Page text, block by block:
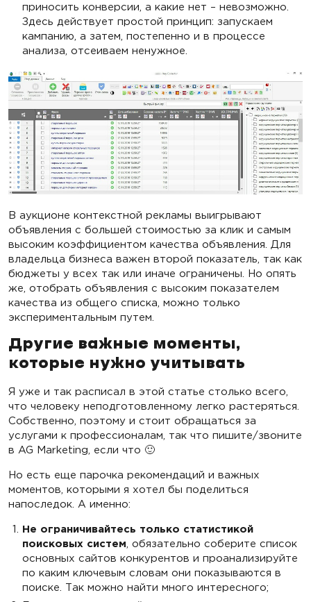
приносить конверсии, а какие нет – невозможно.
Здесь действует простой принцип: запускаем
кампанию, а затем, постепенно и в процессе
анализа, отсеиваем ненужное.
В аукционе контекстной рекламы выигрывают
объявления с большей стоимостью за клик и самым
высоким коэффициентом качества объявления. Для
владельца бизнеса важен второй показатель, так как
бюджеты у всех так или иначе ограничены. Но опять
же, отобрать объявления с высоким показателем
качества из общего списка, можно только
экспериментальным путем.
Другие важные моменты,
которые нужно учитывать
Я уже и так расписал в этой статье столько всего,
что человеку неподготовленному легко растеряться.
Собственно, поэтому и стоит обращаться за
услугами к профессионалам, так что пишите/звоните
в AG Marketing, если что 🙂
Но есть еще парочка рекомендаций и важных
моментов, которыми я хотел бы поделиться
напоследок. А именно:
Не ограничивайтесь только статистикой
поисковых систем , обязательно соберите список
основных сайтов конкурентов и проанализируйте
по каким ключевым словам они показываются в
поиске. Так можно найти много интересного;